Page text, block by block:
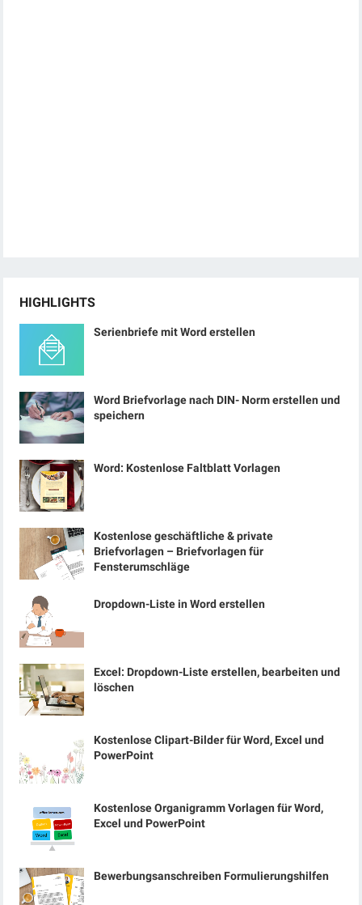
HIGHLIGHTS
Serienbriefe mit Word erstellen
Word Briefvorlage nach DIN- Norm erstellen und
speichern
Word: Kostenlose Faltblatt Vorlagen
Kostenlose geschäftliche & private
Briefvorlagen – Briefvorlagen für
Fensterumschläge
Dropdown-Liste in Word erstellen
Excel: Dropdown-Liste erstellen, bearbeiten und
löschen
Kostenlose Clipart-Bilder für Word, Excel und
PowerPoint
Kostenlose Organigramm Vorlagen für Word,
Excel und PowerPoint
Bewerbungsanschreiben Formulierungshilfen